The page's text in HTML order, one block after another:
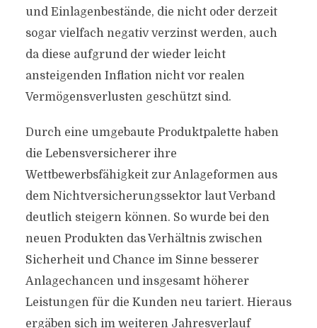
und Einlagenbestände, die nicht oder derzeit
sogar vielfach negativ verzinst werden, auch
da diese aufgrund der wieder leicht
ansteigenden Inflation nicht vor realen
Vermögensverlusten geschützt sind.
Durch eine umgebaute Produktpalette haben
die Lebensversicherer ihre
Wettbewerbsfähigkeit zur Anlageformen aus
dem Nichtversicherungssektor laut Verband
deutlich steigern können. So wurde bei den
neuen Produkten das Verhältnis zwischen
Sicherheit und Chance im Sinne besserer
Anlagechancen und insgesamt höherer
Leistungen für die Kunden neu tariert. Hieraus
ergäben sich im weiteren Jahresverlauf